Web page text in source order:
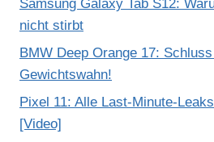
Samsung Galaxy Tab S12:
nicht stirbt
BMW Deep Orange 17:
Gewichtswahn!
Pixel 11: Alle Last-Minute-
[Video]